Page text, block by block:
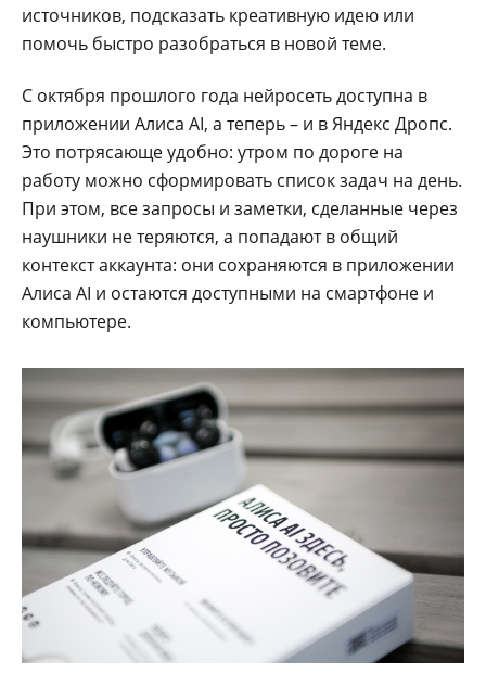
источников, подсказать креативную идею или
помочь быстро разобраться в новой теме.
С октября прошлого года нейросеть доступна в
приложении Алиса AI, а теперь – и в Яндекс Дропс.
Это потрясающе удобно: утром по дороге на
работу можно сформировать список задач на день.
При этом, все запросы и заметки, сделанные через
наушники не теряются, а попадают в общий
контекст аккаунта: они сохраняются в приложении
Алиса AI и остаются доступными на смартфоне и
компьютере.